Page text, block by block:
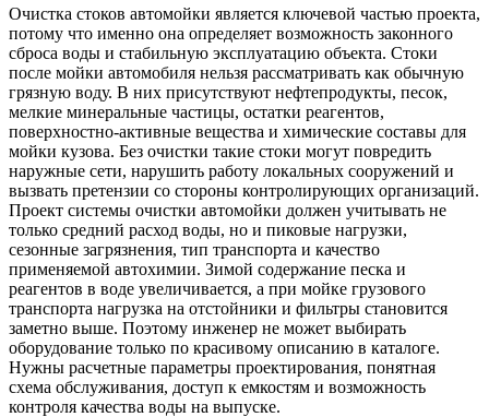
Очистка стоков автомойки является ключевой частью проекта,
потому что именно она определяет возможность законного
сброса воды и стабильную эксплуатацию объекта. Стоки
после мойки автомобиля нельзя рассматривать как обычную
грязную воду. В них присутствуют нефтепродукты, песок,
мелкие минеральные частицы, остатки реагентов,
поверхностно-активные вещества и химические составы для
мойки кузова. Без очистки такие стоки могут повредить
наружные сети, нарушить работу локальных сооружений и
вызвать претензии со стороны контролирующих организаций.
Проект системы очистки автомойки должен учитывать не
только средний расход воды, но и пиковые нагрузки,
сезонные загрязнения, тип транспорта и качество
применяемой автохимии. Зимой содержание песка и
реагентов в воде увеличивается, а при мойке грузового
транспорта нагрузка на отстойники и фильтры становится
заметно выше. Поэтому инженер не может выбирать
оборудование только по красивому описанию в каталоге.
Нужны расчетные параметры проектирования, понятная
схема обслуживания, доступ к емкостям и возможность
контроля качества воды на выпуске.